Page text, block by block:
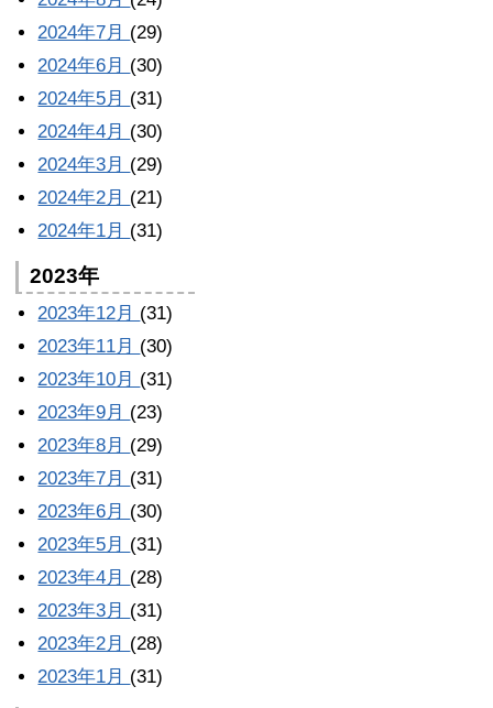
2024年7月 (29)
2024年6月 (30)
2024年5月 (31)
2024年4月 (30)
2024年3月 (29)
2024年2月 (21)
2024年1月 (31)
2023年
2023年12月 (31)
2023年11月 (30)
2023年10月 (31)
2023年9月 (23)
2023年8月 (29)
2023年7月 (31)
2023年6月 (30)
2023年5月 (31)
2023年4月 (28)
2023年3月 (31)
2023年2月 (28)
2023年1月 (31)